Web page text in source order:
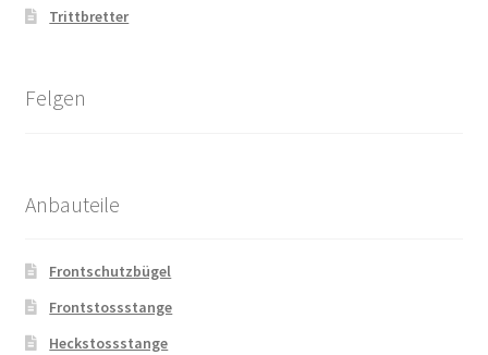
Trittbretter
Felgen
Anbauteile
Frontschutzbügel
Frontstossstange
Heckstossstange